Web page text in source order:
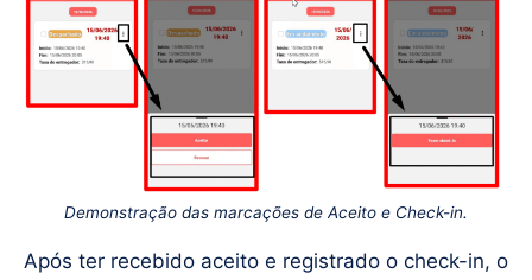
Demonstração das marcações de Aceito e Check-in.
Após ter recebido aceito e registrado o check-in, o